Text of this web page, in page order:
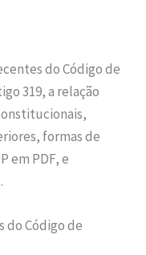
do Código de
319, a relação
formas de
em PDF, e
do Código de